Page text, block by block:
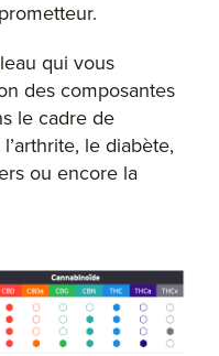
qui vous
des composantes
le cadre de
le diabète,
ou encore la